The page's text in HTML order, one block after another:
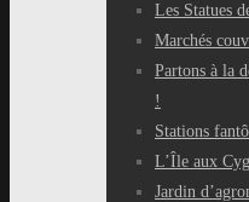
Les Statues
Marchés
Partons à la
!
Stations
L’Île aux
Jardin